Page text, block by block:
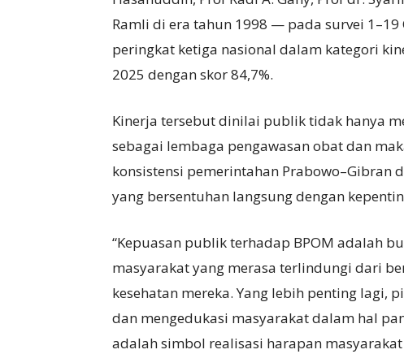
Ramli di era tahun 1998 — pada survei 1–19
peringkat ketiga nasional dalam kategori
2025 dengan skor 84,7%.
Kinerja tersebut dinilai publik tidak hanya
sebagai lembaga pengawasan obat dan
konsistensi pemerintahan Prabowo–Gibran
yang bersentuhan langsung dengan
“Kepuasan publik terhadap BPOM adalah
masyarakat yang merasa terlindungi dari
kesehatan mereka. Yang lebih penting lagi,
dan mengedukasi masyarakat dalam hal
adalah simbol realisasi harapan masyarakat